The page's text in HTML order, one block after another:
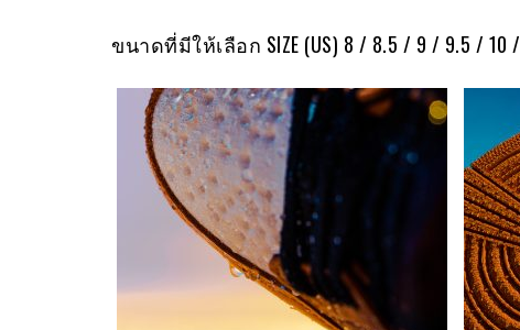
ขนาดที่มีให้เลือก SIZE (US) 8 / 8.5 / 9 / 9.5 / 10 /